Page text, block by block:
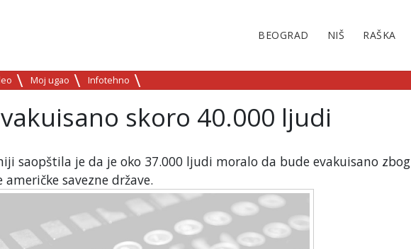
BEOGRAD NIŠ RAŠKA
Moj ugao Infotehno
skoro 40.000 ljudi
saopštila je da je oko 37.000 ljudi moralo da bude evakuisano zbog
savezne države.